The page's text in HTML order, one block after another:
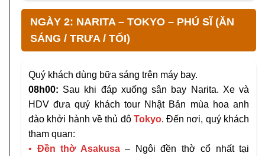
NGÀY 2: NARITA – TOKYO – PHÚ SĨ (ĂN
SÁNG / TRƯA / TỐI)
Quý khách dùng bữa sáng trên máy bay.
08h00: Sau khi đáp xuống sân bay Narita. Xe và
HDV đưa quý khách tour Nhật Bản mùa hoa anh
đào khởi hành về thủ đô Tokyo. Đến nơi, quý khách
tham quan:
• Đền thờ Asakusa– Ngôi đền thờ cổ nhất tại